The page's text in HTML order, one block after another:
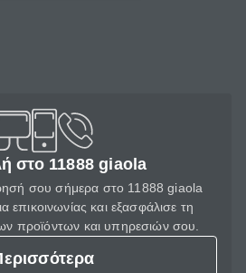
στο 11888 giaola
σου σήμερα στο 11888 giaola
επικοινωνίας και εξασφάλισε τη
προϊόντων και υπηρεσιών σου.